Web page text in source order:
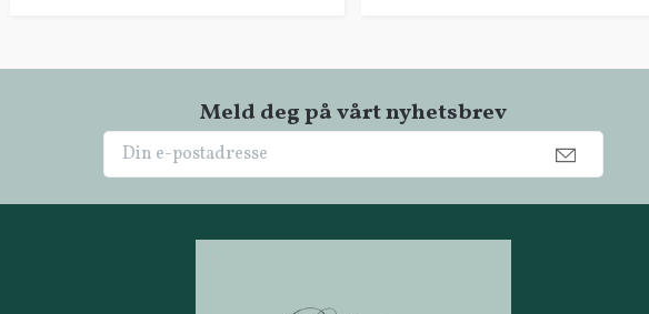
Meld deg på vårt nyhetsbrev